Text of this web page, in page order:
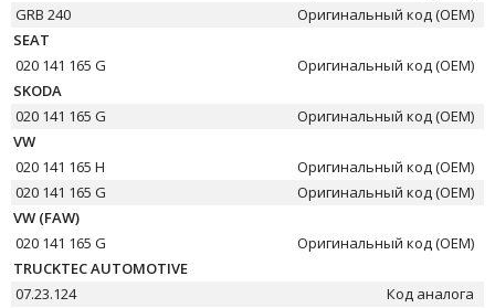
GRB 240
Оригинальный код (OEM)
SEAT
020 141 165 G
Оригинальный код (OEM)
SKODA
020 141 165 G
Оригинальный код (OEM)
VW
020 141 165 H
Оригинальный код (OEM)
020 141 165 G
Оригинальный код (OEM)
VW (FAW)
020 141 165 G
Оригинальный код (OEM)
TRUCKTEC AUTOMOTIVE
07.23.124
Код аналога